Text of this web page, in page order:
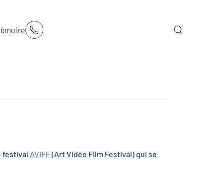
festival AVIFF(Art Vidéo Film Festival) qui se